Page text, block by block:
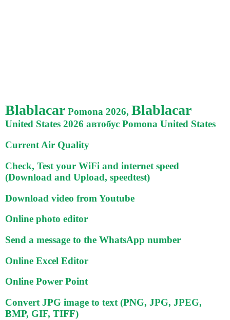
Blablacar Pomona 2026, Blablacar
United States 2026 автобус Pomona United States
Current Air Quality
Check, Test your WiFi and internet speed
(Download and Upload, speedtest)
Download video from Youtube
Online photo editor
Send a message to the WhatsApp number
Online Excel Editor
Online Power Point
Convert JPG image to text (PNG, JPG, JPEG,
BMP, GIF, TIFF)